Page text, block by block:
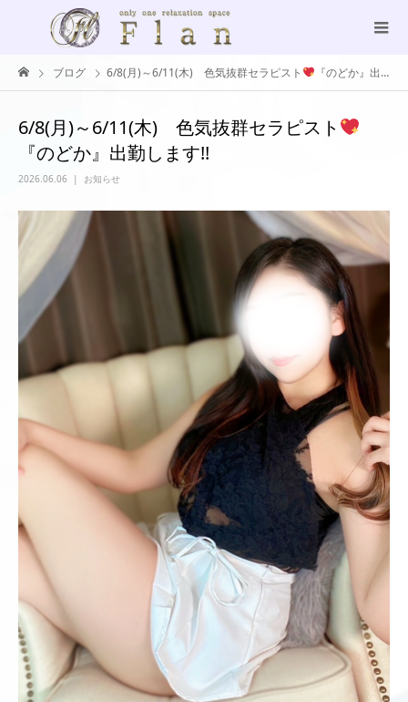
ブログ 6/8(月)～6/11(木) 色気抜群セラピスト 『のどか』出勤します!!
6/8(月)～6/11(木) 色気抜群セラピスト
『のどか』出勤します!!
2026.06.06 お知らせ